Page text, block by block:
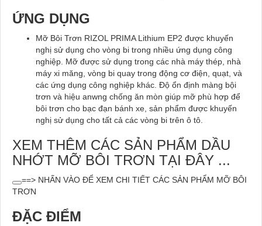
ỨNG DỤNG
Mỡ Bôi Trơn RIZOL PRIMA Lithium EP2 được khuyến
nghị sử dụng cho vòng bi trong nhiều ứng dụng công
nghiệp. Mỡ được sử dụng trong các nhà máy thép, nhà
máy xi măng, vòng bi quay trong động cơ điện, quạt, và
các ứng dụng công nghiệp khác. Độ ổn định màng bội
trơn và hiệu anwng chống ăn mòn giúp mỡ phù hợp để
bôi trơn cho bạc đạn bánh xe, sản phẩm được khuyến
nghị sử dụng cho tất cả các vòng bi trên ô tô.
XEM THÊM CÁC SẢN PHẨM DẦU
NHỚT MỠ BÔI TRƠN TẠI ĐÂY ...
==> NHẤN VÀO ĐỂ XEM CHI TIẾT CÁC SẢN PHẨM MỠ BÔI
TRƠN
ĐẶC ĐIỂM